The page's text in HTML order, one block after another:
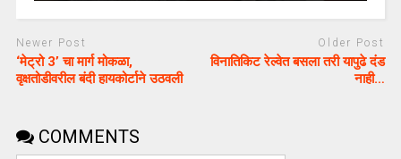
Newer Post
‘मेट्रो 3’ चा मार्ग मोकळा,
वृक्षतोडीवरील बंदी हायकोर्टाने उठवली
Older Post
विनातिकिट रेल्वेत बसला तरी यापुढे दंड
नाही…
COMMENTS